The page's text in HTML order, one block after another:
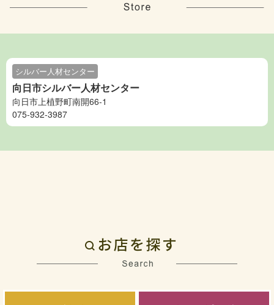
シルバー人材センター
向日市シルバー人材センター
向日市上植野町南開66-1
075-932-3987